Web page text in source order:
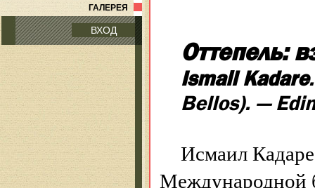
ГАЛЕРЕЯ
ВХОД
Оттепель:
Ismail Kadare
Bellos). —
Исмаил
Международной